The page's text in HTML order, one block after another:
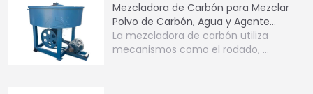
Mezcladora de Carbón para Mezclar
Polvo de Carbón, Agua y Agente
Aglutinante
La mezcladora de carbón utiliza
mecanismos como el rodado, …